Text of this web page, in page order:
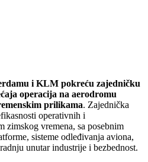
i KLM pokreću zajedničku
operacija na aerodromu
prilikama. Zajednička
operativnih i
zimskog vremena, sa posebnim
sisteme odleđivanja aviona,
unutar industrije i bezbednost.